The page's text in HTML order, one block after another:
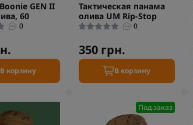
GEN II
60
0
В корзину
Тактическая панама
олива UM Rip-Stop
0
350 грн.
В корзину
Под заказ